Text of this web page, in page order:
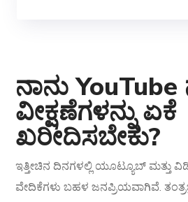
ನಾನು YouTube
ವೀಕ್ಷಣೆಗಳನ್ನು ಏಕೆ
ಖರೀದಿಸಬೇಕು?
ಇತ್ತೀಚಿನ ದಿನಗಳಲ್ಲಿ ಯೂಟ್ಯೂಬ್ ಮತ್ತು
ವೇದಿಕೆಗಳು ಬಹಳ ಜನಪ್ರಿಯವಾಗಿವೆ.